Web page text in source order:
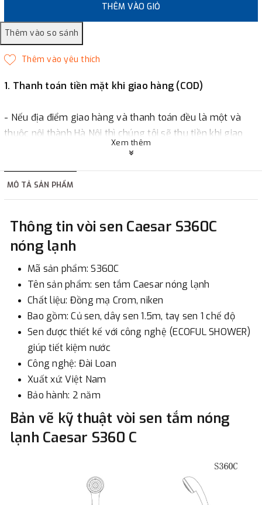
THÊM VÀO GIỎ
1. Thanh toán tiền mặt khi giao hàng (COD)
- Nếu địa điểm giao hàng và thanh toán đều là một và
thuộc nội thành Hà Nội thì chúng tôi sẽ thu tiền khi giao
hàng hoặc khách hàng đặt tiền trước một phần giá trị đơn
2. Thanh toán trực tiếp tại :
Showroom Thanh Hương Địa chỉ : 23 phố Cát Linh,
phường Cát Linh, quận Đống Đa, Hà Nội.
3. Chuyển khoản qua ngân hàng
- Nếu địa điểm giao hàng khác với địa điểm thanh toán
hoặc với những đơn đặt hàng ngoài nội thành Hà Nội.
Chúng tôi sẽ thu tiền trước 100% giá trị hàng + phí vận
chuyển theo cước phí tính trong chính sách vận chuyển
bằng phương thức chuyển khoản trước khi giao hàng.
- Sau khi có thông tin xác thực đã chuyển tiền của quý
Xem thêm
MÔ TẢ SẢN PHẨM
Thông tin vòi sen Caesar S360C
nóng lạnh
Mã sản phẩm: S360C
Tên sản phẩm: sen tắm Caesar nóng lạnh
Chất liệu: Đồng mạ Crom, niken
Bao gồm: Củ sen, dây sen 1.5m, tay sen 1 chế độ
Sen được thiết kế với công nghệ (ECOFUL SHOWER)
giúp tiết kiệm nước
Công nghệ: Đài Loan
Xuất xứ: Việt Nam
Bảo hành: 2 năm
Bản vẽ kỹ thuật vòi sen tắm nóng
lạnh Caesar S360 C